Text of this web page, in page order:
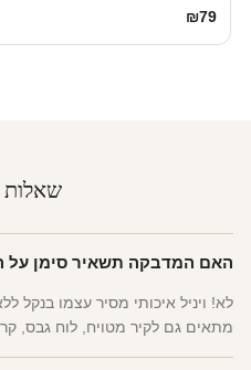
₪79
שאלות
האם המדבקה תשאיר סימן על
לא! ויניל איכותי מסיר עצמו בנקל
מתאים גם לקיר מטויח, לוח גבס,